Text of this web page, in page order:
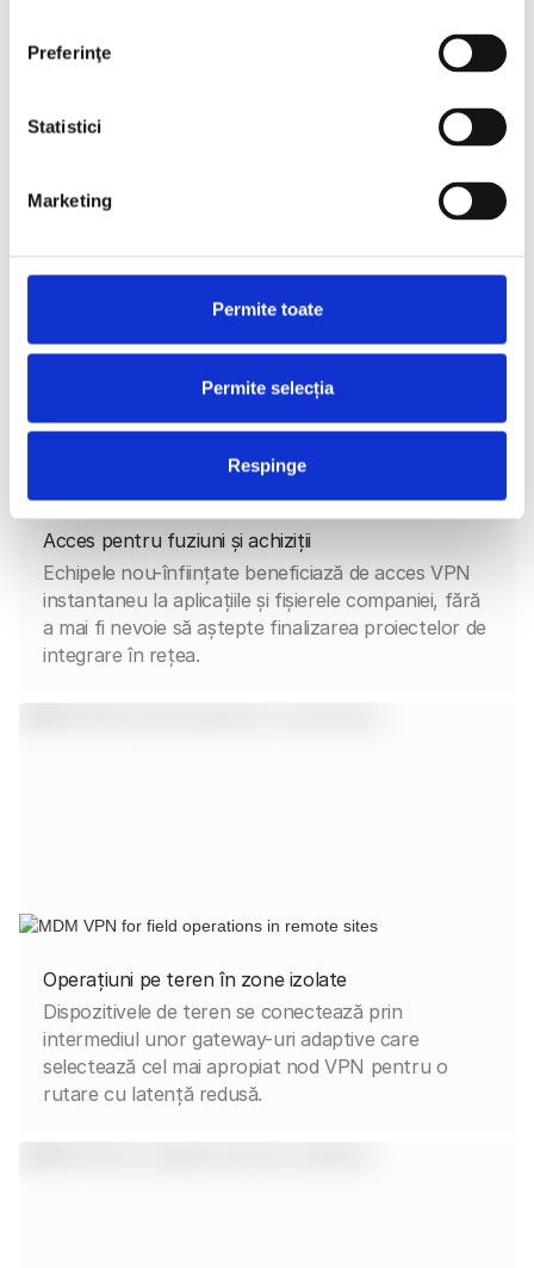
Preferinţe
Statistici
Marketing
Permite toate
Permite selecția
Respinge
Profilurile VPN cu durată limitată permit
terminale, cu revocare automată la expirarea
contractului.
Acces pentru fuziuni și achiziții
Echipele nou-înființate beneficiază de acces VPN
instantaneu la aplicațiile și fișierele companiei, fără
a mai fi nevoie să aștepte finalizarea proiectelor de
integrare în rețea.
Operațiuni pe teren în zone izolate
Dispozitivele de teren se conectează prin
intermediul unor gateway-uri adaptive care
selectează cel mai apropiat nod VPN pentru o
rutare cu latență redusă.